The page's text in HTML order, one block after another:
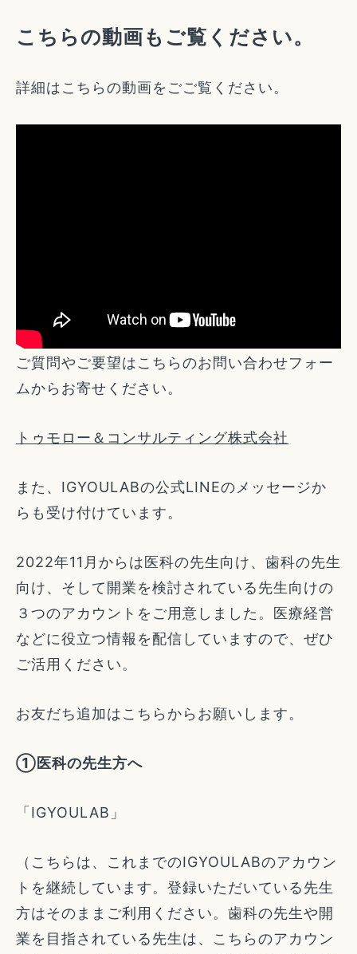
こちらの動画もご覧ください。
詳細はこちらの動画をごご覧ください。
ご質問やご要望はこちらのお問い合わせフォー
ムからお寄せください。
トゥモロー＆コンサルティング株式会社
また、IGYOULABの公式LINEのメッセージか
らも受け付けています。
2022年11月からは医科の先生向け、歯科の先生
向け、そして開業を検討されている先生向けの
３つのアカウントをご用意しました。医療経営
などに役立つ情報を配信していますので、ぜひ
ご活用ください。
お友だち追加はこちらからお願いします。
①医科の先生方へ
「IGYOULAB」
（こちらは、これまでのIGYOULABのアカウン
トを継続しています。登録いただいている先生
方はそのままご利用ください。歯科の先生や開
業を目指されている先生は、こちらのアカウン